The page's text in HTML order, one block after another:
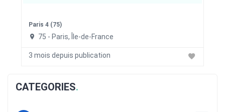
Paris 4 (75)
75 - Paris, Île-de-France
3 mois depuis publication
CATEGORIES